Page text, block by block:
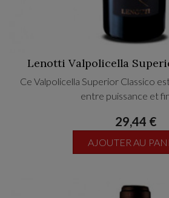
Lenotti Valpolicella
Ce Valpolicella Superior Classico
entre puissance et
29,44 €
AJOUTER AU